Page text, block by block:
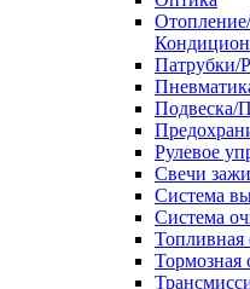
Патрубки/
Подвеска/
Рулевое
Свечи
Система
Система
Топливная
Тормозная